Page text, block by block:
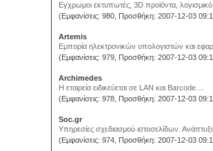
Εγχρωμοι εκτυπωτές, 3D προϊόντα,
(Εμφανίσεις: 980, Προσθήκη: 2007-12-03
Artemis
Εμπορία ηλεκτρονικών υπολογιστών και
(Εμφανίσεις: 979, Προσθήκη: 2007-12-03
Archimedes
Η εταιρεία ειδικεύεται σε LAN και Barcode....
(Εμφανίσεις: 978, Προσθήκη: 2007-12-03
Soc.gr
Υπηρεσίες σχεδιασμού ιστοσελίδων.
(Εμφανίσεις: 974, Προσθήκη: 2007-12-03